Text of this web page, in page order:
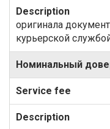
оригинала
курьерской
Номинальный